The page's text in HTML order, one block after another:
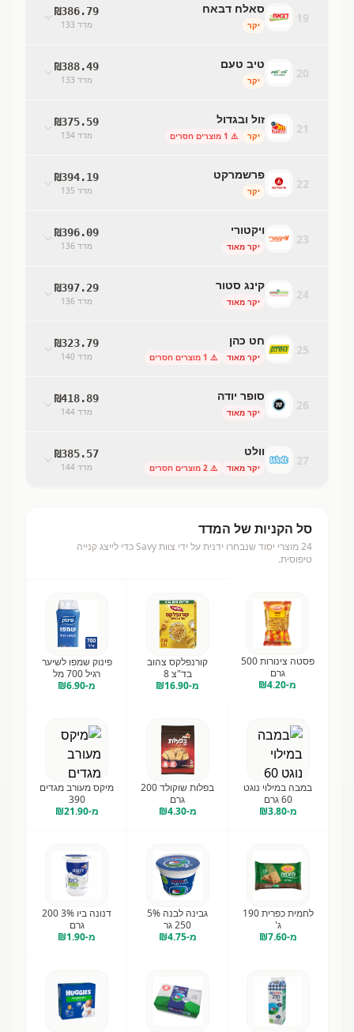
19
סאלח דבאח
יקר
₪386.79
מדד 133
20
טיב טעם
יקר
₪388.49
מדד 133
21
זול ובגדול
יקר ⚠️
1 מוצרים חסרים
₪375.59
מדד 134
22
פרשמרקט
יקר
₪394.19
מדד 135
23
ויקטורי
יקר מאוד
₪396.09
מדד 136
24
קינג סטור
יקר מאוד
₪397.29
מדד 136
25
חט כהן
יקר מאוד ⚠️
1 מוצרים חסרים
₪323.79
מדד 140
26
סופר יודה
יקר מאוד
₪418.89
מדד 144
27
וולט
יקר מאוד ⚠️
2 מוצרים חסרים
₪385.57
מדד 144
סל הקניות של המדד
24
מוצרי יסוד שנבחרו ידנית על ידי צוות Savy כדי לייצג קנייה
טיפוסית.
פסטה צינורות 500
גרם
מ-₪4.20
קורנפלקס צהוב
בד"צ 8
מ-₪16.90
פינוק שמפו לשיער
רגיל 700 מל
מ-₪6.90
במבה במילוי נוגט
60 גרם
מ-₪3.80
בפלות שוקולד 200
גרם
מ-₪4.30
מיקס מעורב מגדים
390
מ-₪21.90
לחמית כפרית 190
ג'
מ-₪7.60
גבינה לבנה 5%
250 גר
מ-₪4.75
דנונה ביו 3% 200
גרם
מ-₪1.90